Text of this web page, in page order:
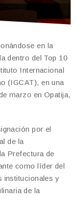
en la
dentro del Top 10
Internacional
(IGCAT), en una
marzo en Opatija,
por el
de la
Prefectura de
como líder del
institucionales y
de la